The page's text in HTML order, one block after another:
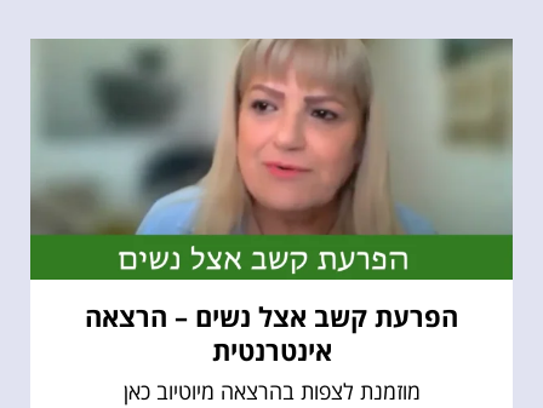
הפרעת קשב אצל נשים – הרצאה
אינטרנטית
מוזמנת לצפות בהרצאה מיוטיוב כאן